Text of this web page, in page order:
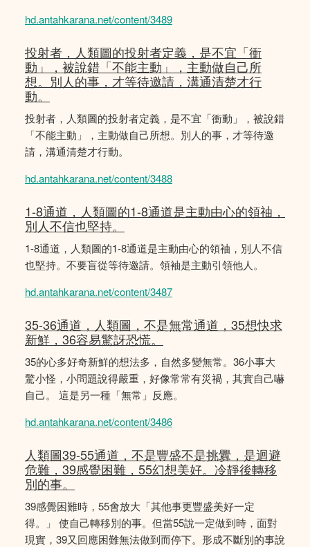
hd.antahkarana.net/content/3489
投射者，人類圖的投射者定義，是不宜「衝
動」，被說錯「不能主動」，主動做自己所
想。別人的事，才等待邀請，溝通清楚才行
動。
投射者，人類圖的投射者定義，是不宜「衝動」，被說錯
「不能主動」，主動做自己所想。別人的事，才等待邀
請，溝通清楚才行動。
hd.antahkarana.net/content/3488
1-8通道，人類圖的1-8通道是主動由心的領䄂，
別人不信也堅持。
1-8通道，人類圖的1-8通道是主動由心的領䄂，別人不信
也堅持。不要盲從等待邀請。領袖是主動引領他人。
hd.antahkarana.net/content/3487
35-36通道，人類圖，不是無常通道，35想快求
新鮮，36容易驚訝恐慌。
35的心多好奇新鮮的想法多，自然多變無常。36小事大
驚小怪，小問題說得嚴重，好像常常有災禍，其實自己嚇
自己。 這是另一種「無常」反應。
hd.antahkarana.net/content/3486
人類圖39-55通道，不是豐盛不是挑釁，是迴避
危難，39感覺困難，55幻想美好。冷靜後轉移
別的事。
39感覺困難時，55會放大「其他事更豐盛美好一定
得。」 使自己轉移別的事。但當55說一定做到時，面對
現實，39又回應困難無法做到而停下。形成不斷別的事說